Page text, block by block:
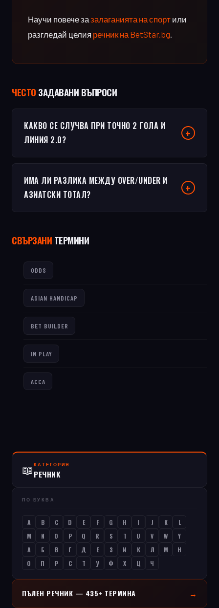
Научи повече зазалаганията на спорт или
разгледай целия речник на BetStar.bg.
ЧЕСТO ЗАДАВАНИ ВЪПРОСИ
КАКВО СЕ СЛУЧВА ПРИ ТОЧНО 2 ГОЛА И
ЛИНИЯ 2.0?
ИМА ЛИ РАЗЛИКА МЕЖДУ OVER/UNDER И
АЗИАТСКИ ТОТАЛ?
СВЪРЗАНИ ТЕРМИНИ
ODDS
ASIAN HANDICAP
BET BUILDER
IN PLAY
ACCA
📖 КАТЕГОРИЯ
РЕЧНИК
ПО БУКВА
A B C D E F G H I J K
L
M
N O P Q R S T U V W
Y
А
Б В Г Д Е З И К Л М
Н
О
П Р С Т У Ф Х Ц Ч
ПЪЛЕН РЕЧНИК — 435+ ТЕРМИНА →